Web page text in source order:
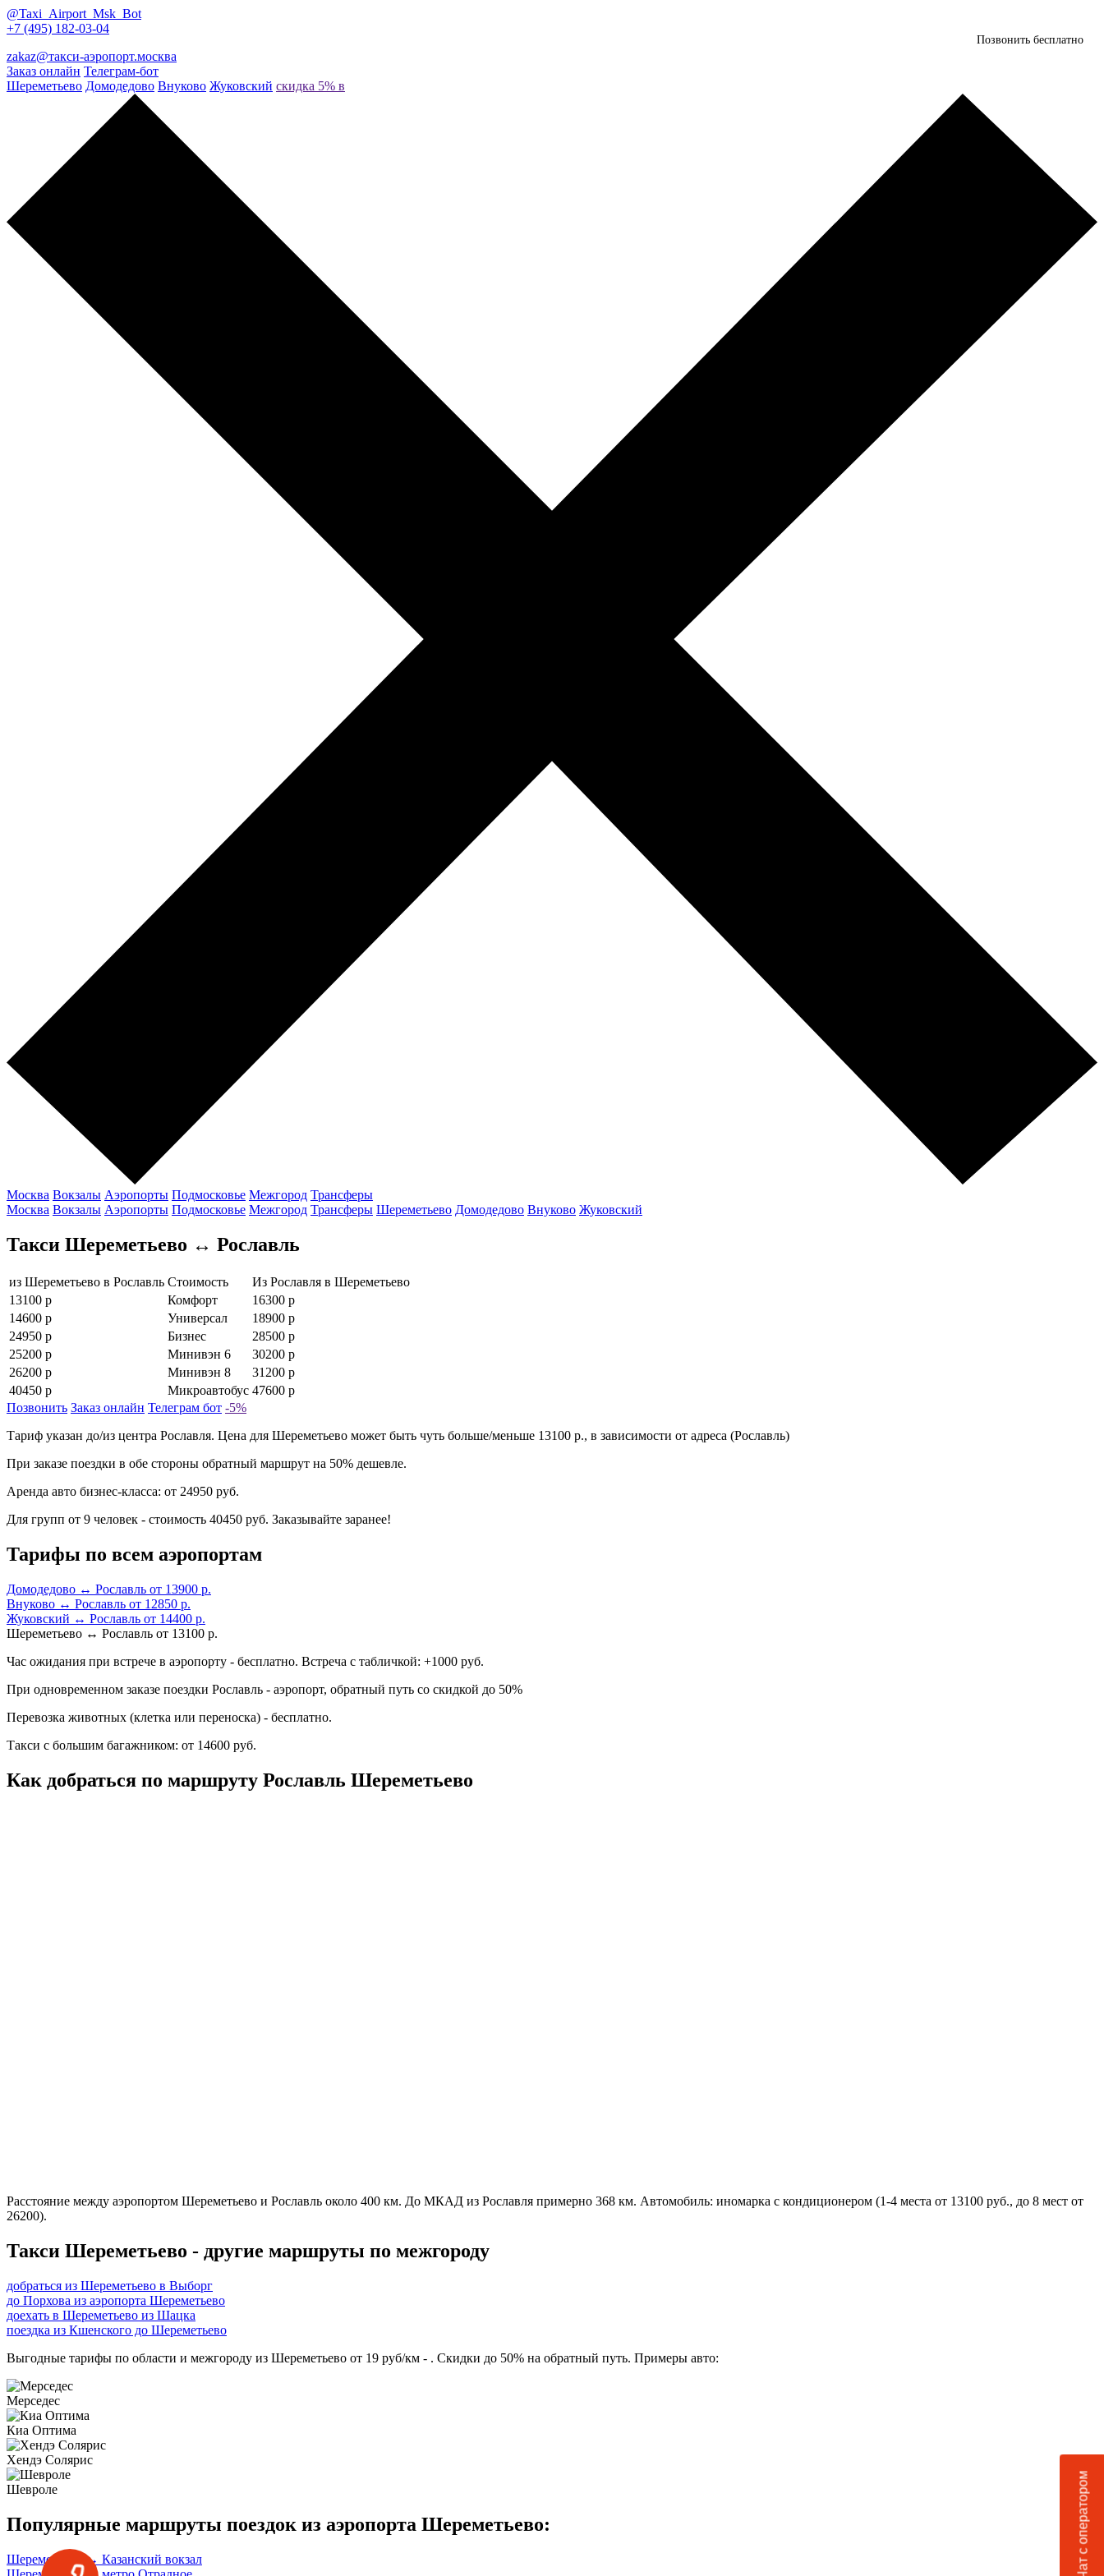
@Taxi_Airport_Msk_Bot
+7 (495) 182-03-04
Позвонить бесплатно
zakaz@такси-аэропорт.москва
Заказ онлайн Телеграм-бот
Шереметьево Домодедово Внуково Жуковский скидка 5% в
Москва Вокзалы Аэропорты Подмосковье Межгород Трансферы
Москва Вокзалы Аэропорты Подмосковье Межгород Трансферы Шереметьево Домодедово Внуково Жуковский
Такси Шереметьево ↔ Рославль
из Шереметьево в Рославль Стоимость
Из Рославля в Шереметьево
13100 р
Комфорт
16300 р
14600 р
Универсал
18900 р
24950 р
Бизнес
28500 р
25200 р
Минивэн 6
30200 р
26200 р
Минивэн 8
31200 р
40450 р
Микроавтобус 47600 р
Позвонить Заказ онлайн Телеграм бот -5%
Тариф указан до/из центра Рославля. Цена для Шереметьево может быть чуть больше/меньше 13100 р., в зависимости от адреса (Рославль)
При заказе поездки в обе стороны обратный маршрут на 50% дешевле.
Аренда авто бизнес-класса: от 24950 руб.
Для групп от 9 человек - стоимость 40450 руб. Заказывайте заранее!
Тарифы по всем аэропортам
Домодедово ↔ Рославль от 13900 р.
Внуково ↔ Рославль от 12850 р.
Жуковский ↔ Рославль от 14400 р.
Шереметьево ↔ Рославль от 13100 р.
Час ожидания при встрече в аэропорту - бесплатно. Встреча с табличкой: +1000 руб.
При одновременном заказе поездки Рославль - аэропорт, обратный путь со скидкой до 50%
Перевозка животных (клетка или переноска) - бесплатно.
Такси с большим багажником: от 14600 руб.
Как добраться по маршруту Рославль Шереметьево
Расстояние между аэропортом Шереметьево и Рославль около 400 км. До МКАД из Рославля примерно 368 км. Автомобиль: иномарка с кондиционером (1-4 места от 13100 руб., до 8 мест от
26200).
Такси Шереметьево - другие маршруты по межгороду
добраться из Шереметьево в Выборг
до Порхова из аэропорта Шереметьево
доехать в Шереметьево из Шацка
поездка из Кшенского до Шереметьево
Выгодные тарифы по области и межгороду из Шереметьево от 19 руб/км - . Скидки до 50% на обратный путь. Примеры авто:
Мерседес
Киа Оптима
Хендэ Солярис
Шевроле
Популярные маршруты поездок из аэропорта Шереметьево:
Шереметьево → Казанский вокзал
Чат с оператором